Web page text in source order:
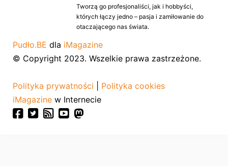
Tworzą go profesjonaliści, jak i hobbyści,
których łączy jedno – pasja i zamiłowanie do
otaczającego nas świata.
Pudło.BE dla iMagazine
© Copyright 2023. Wszelkie prawa zastrzeżone.
Polityka prywatności
Polityka cookies
iMagazine w Internecie